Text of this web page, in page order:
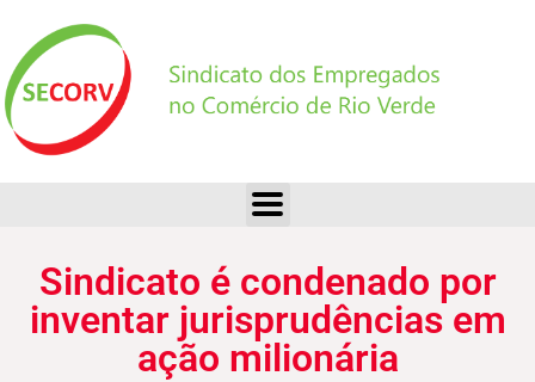
Sindicato é condenado por
inventar jurisprudências em
ação milionária